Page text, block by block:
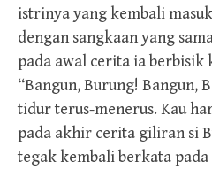
istrinya yang kembali
dengan sangkaan yang
pada awal cerita ia berbisik
“Bangun, Burung! Bangun,
tidur terus-menerus. Kau
pada akhir cerita giliran si
tegak kembali berkata